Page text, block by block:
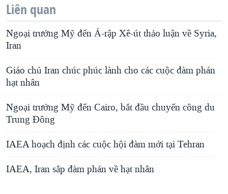
Liên quan
Ngoại trưởng Mỹ đến Ả-rập Xê-út thảo luận về Syria,
Iran
Giáo chủ Iran chúc phúc lành cho các cuộc đàm phán
hạt nhân
Ngoại trưởng Mỹ đến Cairo, bắt đầu chuyến công du
Trung Ðông
IAEA hoạch định các cuộc hội đàm mới tại Tehran
IAEA, Iran sắp đàm phán về hạt nhân